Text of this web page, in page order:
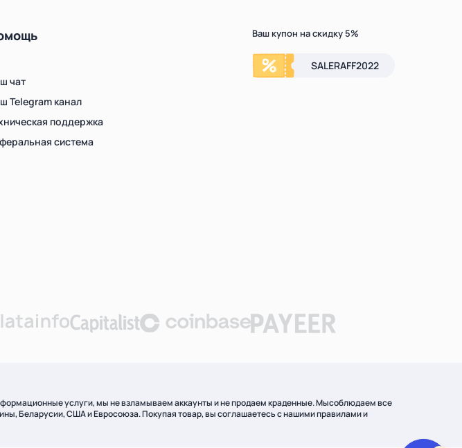
чат
Telegram канал
поддержка
система
Ваш купон на скидку 5%
SALERAFF2022
услуги, мы не взламываем аккаунты и не продаем краденные. Мысоблюдаем все
Беларусии, США и Евросоюза. Покупая товар, вы соглашаетесь с нашими правилами и